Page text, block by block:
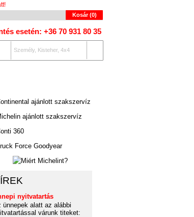
Kosár (0)
esetén: +36 70 931 80 35
Személy, Kisteher, 4x4
nyitvatartás
ünnepek alatt az alábbi
várunk titeket: